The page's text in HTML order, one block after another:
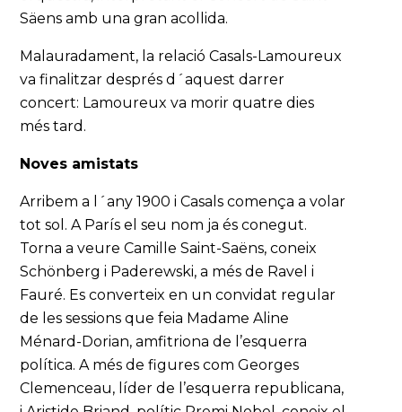
Säens amb una gran acollida.
Malauradament, la relació Casals-Lamoureux
va finalitzar després d´aquest darrer
concert: Lamoureux va morir quatre dies
més tard.
Noves amistats
Arribem a l´any 1900 i Casals comença a volar
tot sol. A París el seu nom ja és conegut.
Torna a veure Camille Saint-Saëns, coneix
Schönberg i Paderewski, a més de Ravel i
Fauré. Es converteix en un convidat regular
de les sessions que feia Madame Aline
Ménard-Dorian, amfitriona de l’esquerra
política. A més de figures com Georges
Clemenceau, líder de l’esquerra republicana,